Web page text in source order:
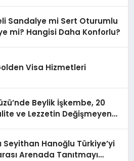
Sandalye mi Sert Oturumlu
mi? Hangisi Daha Konforlu?
Visa Hizmetleri
Beylik İşkembe, 20
ve Lezzetin Değişmeyen
Seyithan Hanoğlu Türkiye’yi
Arenada Tanıtmayı